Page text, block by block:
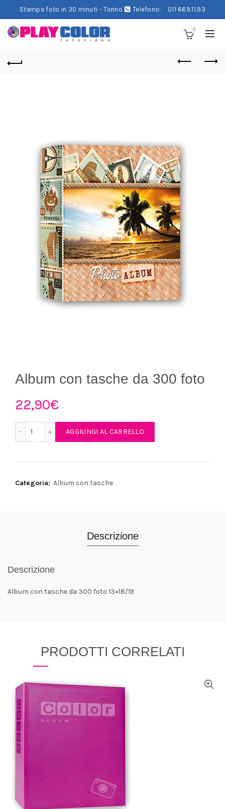
Stampa foto in 30 minuti - Torino Telefono: 011 669.11.93
0
Album con tasche da 300 foto
22,90€
AGGIUNGI AL CARRELLO
Categoria: Album con tasche
Descrizione
Descrizione
Album con tasche da 300 foto 13×18/19
PRODOTTI CORRELATI